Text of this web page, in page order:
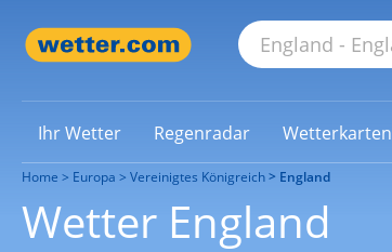
Ihr Wetter Regenradar Wetterkarten
Home Europa Vereinigtes Königreich England
Wetter England